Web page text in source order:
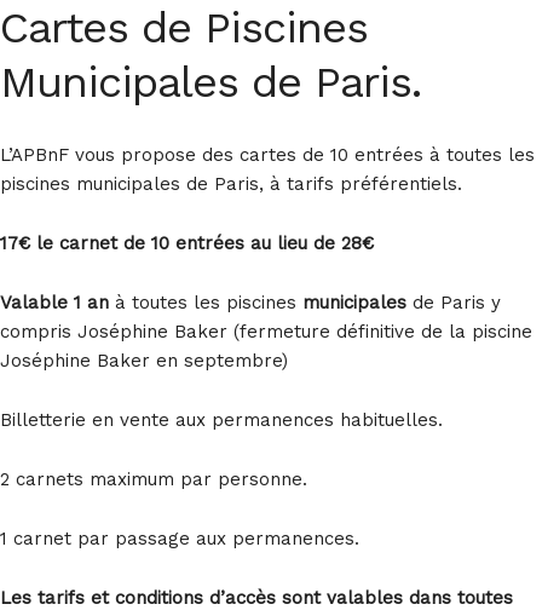
Cartes de Piscines
Municipales de Paris.
L’APBnF vous propose des cartes de 10 entrées à toutes les
piscines municipales de Paris, à tarifs préférentiels.
17€ le carnet de 10 entrées au lieu de 28€
Valable 1 an à toutes les piscines municipales de Paris y
compris Joséphine Baker (fermeture définitive de la piscine
Joséphine Baker en septembre)
Billetterie en vente aux permanences habituelles.
2 carnets maximum par personne.
1 carnet par passage aux permanences.
Les tarifs et conditions d’accès sont valables dans toutes